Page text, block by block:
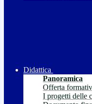
Didattica
Panoramica
Offerta
I progetti delle